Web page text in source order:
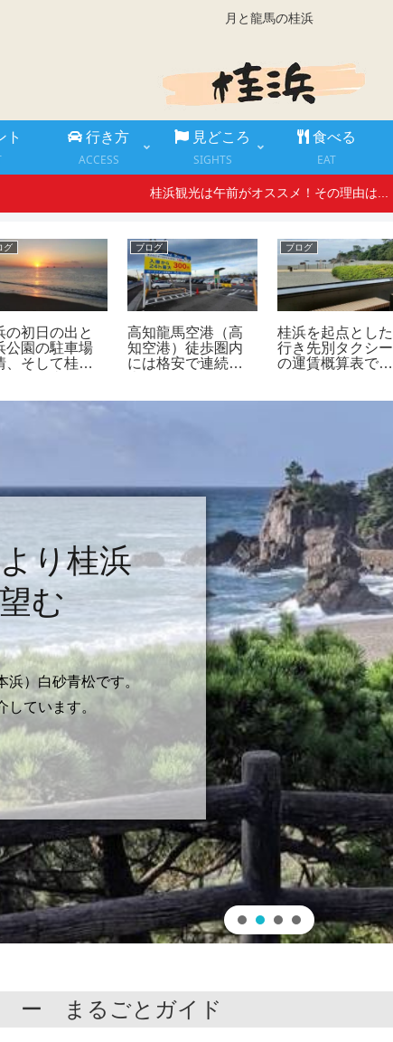
月と龍馬の桂浜
ト
行き方
ACCESS
見どころ
SIGHTS
食べる
EAT
桂浜観光は午前がオススメ！その理由は...
グ
の初日の出と
公園の駐車場
、そして桂浜
ブログ
高知龍馬空港（高
知空港）徒歩圏内
には格安で連続駐
ブログ
桂浜を起点とした
行き先別タクシー
の運賃概算表で
り桂浜
む
）白砂青松です。
ています。
ー まるごとガイド